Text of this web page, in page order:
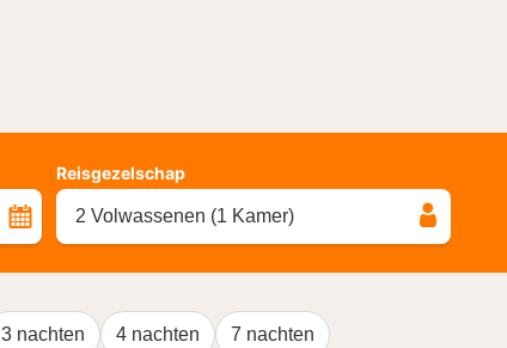
Reisgezelschap
2 Volwassenen (1 Kamer)
3 nachten 4 nachten 7 nachten